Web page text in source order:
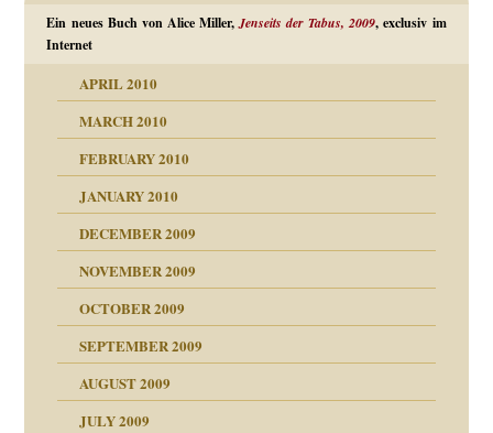
Ein neues Buch von Alice Miller,Jenseits der Tabus, 2009, exclusiv im
Internet
APRIL 2010
MARCH 2010
FEBRUARY 2010
JANUARY 2010
DECEMBER 2009
NOVEMBER 2009
OCTOBER 2009
SEPTEMBER 2009
AUGUST 2009
JULY 2009